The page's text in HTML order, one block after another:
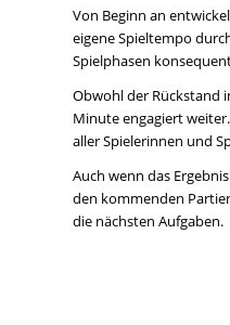
Von Beginn an
eigene Spieltempo
Spielphasen
Obwohl der Rückstand
Minute engagiert
aller Spielerinnen und
Auch wenn das
den kommenden
die nächsten Aufgaben.